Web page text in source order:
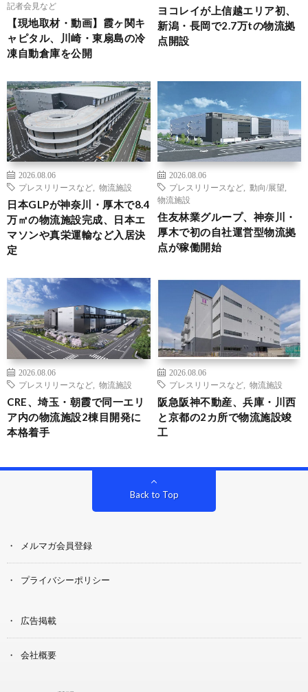
記者会見など
【現地取材・動画】霞ヶ関キ
ャピタル、川崎・東扇島の冷
凍自動倉庫を公開
ヨコレイが上信越エリア初、
新潟・長岡で2.7万tの物流拠
点開設
2026.08.06
プレスリリースなど
物流施設
日本GLPが神奈川・厚木で8.4
万㎡の物流施設完成、日本エ
マソンや真栄運輸など入居決
定
2026.08.06
プレスリリースなど
動向/展望
物流施設
住友林業グループ、神奈川・
厚木で初の自社運営型物流拠
点が稼働開始
2026.08.06
プレスリリースなど
物流施設
CRE、埼玉・朝霞で同一エリ
ア内の物流施設2棟目開発に
本格着手
2026.08.06
プレスリリースなど
物流施設
阪急阪神不動産、兵庫・川西
と京都の2カ所で物流施設竣
工
Back to Top
メルマガ会員登録
プライバシーポリシー
広告掲載
会社概要